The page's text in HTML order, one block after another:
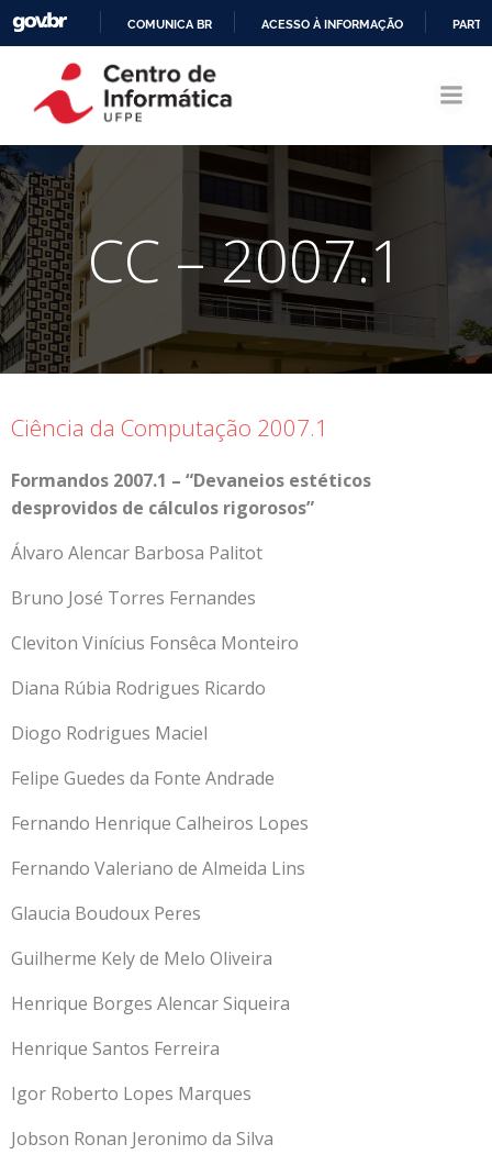
CONTEÚDO
COMUNICA BR ACESSO À INFORMAÇÃO
CC – 2007.1
Ciência da Computação 2007.1
Formandos 2007.1 – “Devaneios estéticos
desprovidos de cálculos rigorosos”
Álvaro Alencar Barbosa Palitot
Bruno José Torres Fernandes
Cleviton Vinícius Fonsêca Monteiro
Diana Rúbia Rodrigues Ricardo
Diogo Rodrigues Maciel
Felipe Guedes da Fonte Andrade
Fernando Henrique Calheiros Lopes
Fernando Valeriano de Almeida Lins
Glaucia Boudoux Peres
Guilherme Kely de Melo Oliveira
Henrique Borges Alencar Siqueira
Henrique Santos Ferreira
Igor Roberto Lopes Marques
Jobson Ronan Jeronimo da Silva